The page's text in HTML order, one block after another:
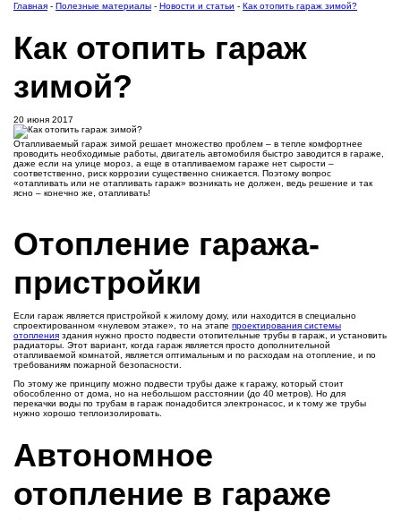
Главная - Полезные материалы - Новости и статьи - Как отопить гараж зимой?
Как отопить гараж
зимой?
20 июня 2017
Отапливаемый гараж зимой решает множество проблем – в тепле комфортнее
проводить необходимые работы, двигатель автомобиля быстро заводится в гараже,
даже если на улице мороз, а еще в отапливаемом гараже нет сырости –
соответственно, риск коррозии существенно снижается. Поэтому вопрос
«отапливать или не отапливать гараж» возникать не должен, ведь решение и так
ясно – конечно же, отапливать!
Отопление гаража-
пристройки
Если гараж является пристройкой к жилому дому, или находится в специально
спроектированном «нулевом этаже», то на этапе проектирования системы
отопления здания нужно просто подвести отопительные трубы в гараж, и установить
радиаторы. Этот вариант, когда гараж является просто дополнительной
отапливаемой комнатой, является оптимальным и по расходам на отопление, и по
требованиям пожарной безопасности.
По этому же принципу можно подвести трубы даже к гаражу, который стоит
обособленно от дома, но на небольшом расстоянии (до 40 метров). Но для
перекачки воды по трубам в гараж понадобится электронасос, и к тому же трубы
нужно хорошо теплоизолировать.
Автономное
отопление в гараже